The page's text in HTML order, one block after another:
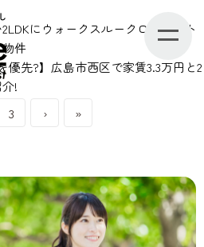
にウォークスルークローゼット
件
優先?】広島市西区で家賃3.3万円と2
!
3 › »